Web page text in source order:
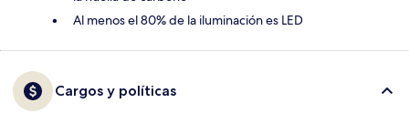
Al menos el 80% de la iluminación es LED
Cargos y políticas